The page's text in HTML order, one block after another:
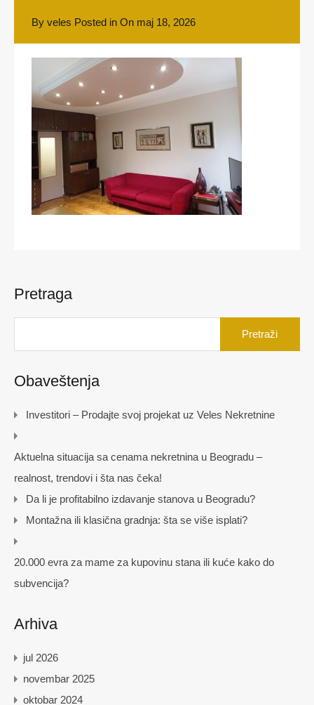
By veles Posted in On maj 18, 2026
Pretraga
Obaveštenja
Investitori – Prodajte svoj projekat uz Veles Nekretnine
Aktuelna situacija sa cenama nekretnina u Beogradu –
realnost, trendovi i šta nas čeka!
Da li je profitabilno izdavanje stanova u Beogradu?
Montažna ili klasična gradnja: šta se više isplati?
20.000 evra za mame za kupovinu stana ili kuće kako do
subvencija?
Arhiva
jul 2026
novembar 2025
oktobar 2024